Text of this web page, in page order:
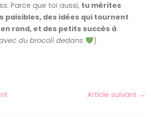
Parce que toi aussi, tu mérites
paisibles, des idées qui tournent
rond, et des petits succès à
du brocoli dedans )
Article suivant →